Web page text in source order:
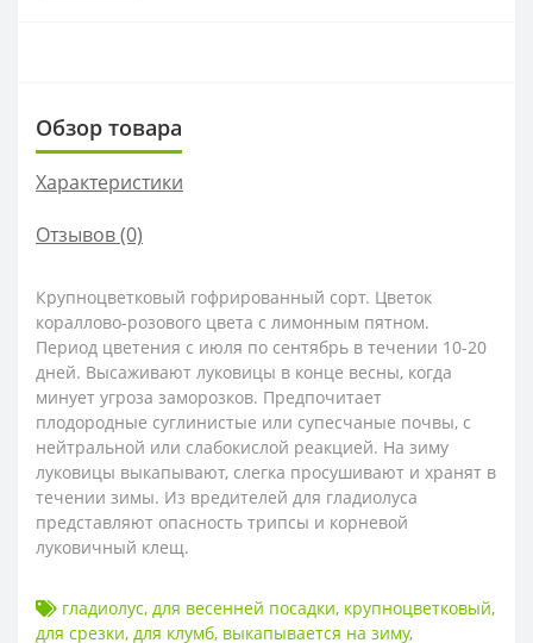
Обзор товара
Характеристики
Отзывов (0)
Крупноцветковый гофрированный сорт. Цветок
кораллово-розового цвета с лимонным пятном.
Период цветения с июля по сентябрь в течении 10-20
дней. Высаживают луковицы в конце весны, когда
минует угроза заморозков. Предпочитает
плодородные суглинистые или супесчаные почвы, с
нейтральной или слабокислой реакцией. На зиму
луковицы выкапывают, слегка просушивают и хранят в
течении зимы. Из вредителей для гладиолуса
представляют опасность трипсы и корневой
луковичный клещ.
гладиолус, для весенней посадки, крупноцветковый,
для срезки, для клумб, выкапывается на зиму,